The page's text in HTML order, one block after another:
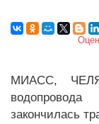
МИАСС,
закончилась